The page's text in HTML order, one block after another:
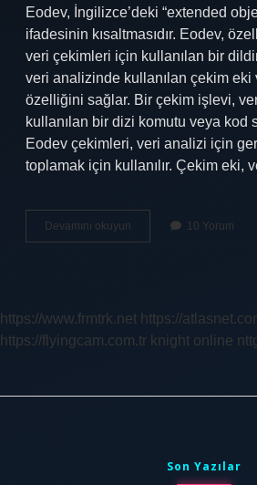
Eodev, İngilizce’deki “extended
ifadesinin kısaltmasıdır. Eodev,
veri çekimleri için kullanılan bir
veri analizinde kullanılan çekim eki
özelliğini sağlar. Bir çekim işlevi,
kullanılan bir dizi komutu veya kod
Eodev çekimleri, veri analizi için
toplamak için kullanılır. Çekim eki,
Devamını okuyun
eki
10 Yorum
https://www.frmtrk.net https://
https://flyingcam.com.tr knight online
Son Yazılar